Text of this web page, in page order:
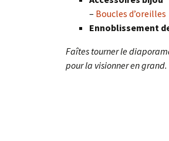
– Boucles d’oreilles
Ennoblissement
Faîtes tourner le
pour la visionner en grand.